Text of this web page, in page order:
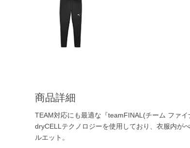
商品詳細
TEAM対応にも最適な『teamFINAL(チーム ファ
dryCELLテクノロジーを使用しており、衣服内が
ルエット。